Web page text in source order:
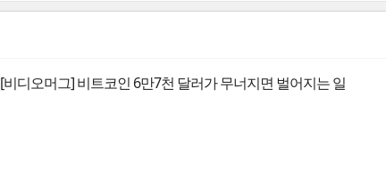
[비디오머그] 비트코인 6만7천 달러가 무너지면 벌어지는 일